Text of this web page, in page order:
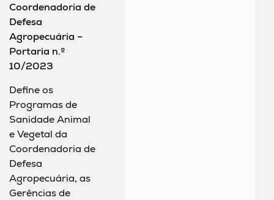
Coordenadoria de
Defesa
Agropecuária –
Portaria n.º
10/2023
Define os
Programas de
Sanidade Animal
e Vegetal da
Coordenadoria de
Defesa
Agropecuária, as
Gerências de